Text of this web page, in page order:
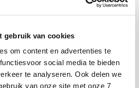
gebruik van cookies
om content en advertenties te
social media te bieden
te analyseren. Ook delen we
van onze site met onze 7
op haar website de oproep,
de wijze waarop de vergadering
eveneens verwezen naar de
de gezondheid en veiligheid
volgt Ctac de ontwikkelingen en